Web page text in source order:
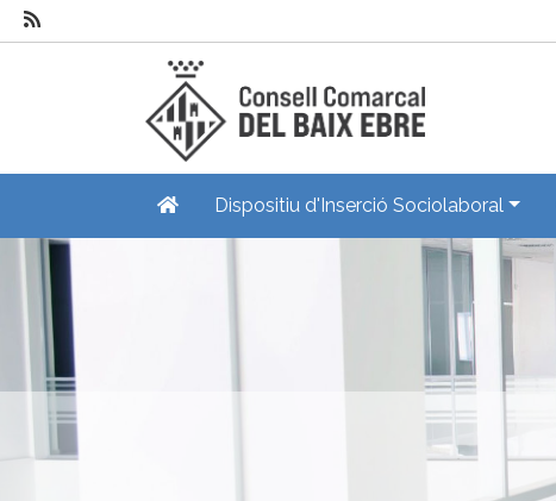
Dispositiu d'Inserció Sociolaboral